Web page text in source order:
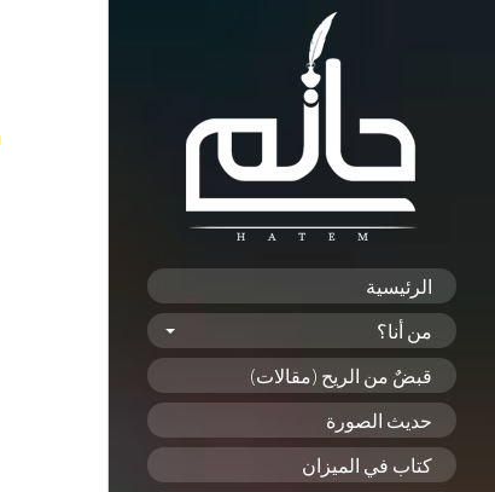
الرئيسية
من أنا؟
قبضٌ من الريح (مقالات)
حديث الصورة
كتاب في الميزان